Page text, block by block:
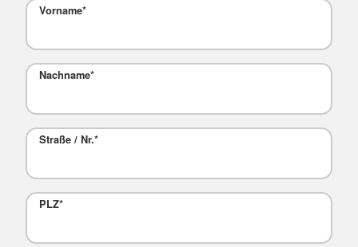
Vorname*
Nachname*
Straße / Nr.*
PLZ*